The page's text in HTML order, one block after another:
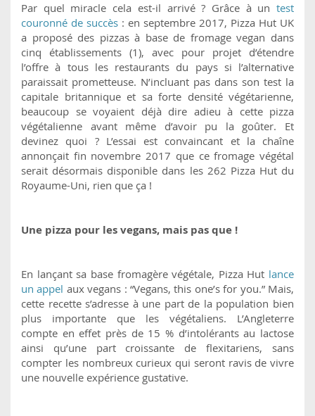
Par quel miracle cela est-il arrivé ? Grâce à un test
couronné de succès : en septembre 2017, Pizza Hut UK
a proposé des pizzas à base de fromage vegan dans
cinq établissements (1), avec pour projet d’étendre
l’offre à tous les restaurants du pays si l’alternative
paraissait prometteuse. N’incluant pas dans son test la
capitale britannique et sa forte densité végétarienne,
beaucoup se voyaient déjà dire adieu à cette pizza
végétalienne avant même d’avoir pu la goûter. Et
devinez quoi ? L’essai est convaincant et la chaîne
annonçait fin novembre 2017 que ce fromage végétal
serait désormais disponible dans les 262 Pizza Hut du
Royaume-Uni, rien que ça !
Une pizza pour les vegans, mais pas que !
En lançant sa base fromagère végétale, Pizza Hut lance
un appel aux vegans : “Vegans, this one’s for you.” Mais,
cette recette s’adresse à une part de la population bien
plus importante que les végétaliens. L’Angleterre
compte en effet près de 15 % d’intolérants au lactose
ainsi qu’une part croissante de flexitariens, sans
compter les nombreux curieux qui seront ravis de vivre
une nouvelle expérience gustative.